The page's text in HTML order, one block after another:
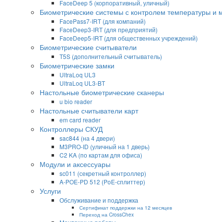
FaceDeep 5 (корпоративный, уличный)
Биометрические системы с контролем температуры и
FacePass7-IRT (для компаний)
FaceDeep3-IRT (для предприятий)
FaceDeep5-IRT (для общественных учреждений)
Биометрические считыватели
T5S (дополнительный считыватель)
Биометрические замки
UltraLoq UL3
UltraLoq UL3-BT
Настольные биометрические сканеры
u bio reader
Настольные считыватели карт
em card reader
Контроллеры СКУД
sac844 (на 4 двери)
M3PRO-ID (уличный на 1 дверь)
C2 KA (по картам для офиса)
Модули и аксессуары
sc011 (секретный контроллер)
A-POE-PD 512 (PoE-сплиттер)
Услуги
Обслуживание и поддержка
Сертификат поддержки на 12 месяцев
Переход на CrossChex